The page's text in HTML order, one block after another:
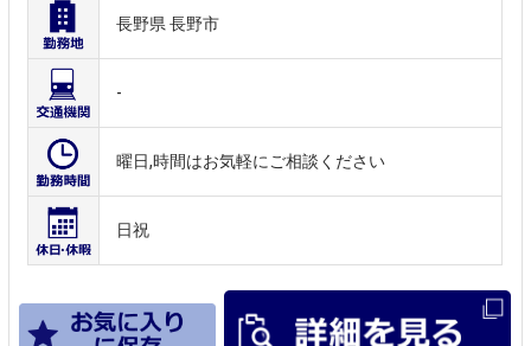
長野県 長野市
-
曜日,時間はお気軽にご相談ください
日祝